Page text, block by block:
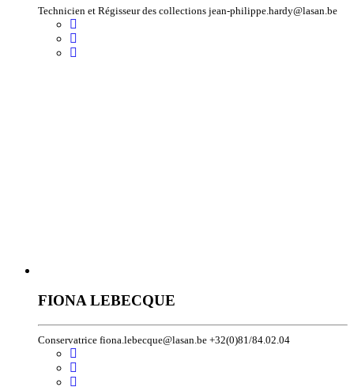
Technicien et Régisseur des collections jean-philippe.hardy@lasan.be
FIONA LEBECQUE
Conservatrice fiona.lebecque@lasan.be +32(0)81/84.02.04